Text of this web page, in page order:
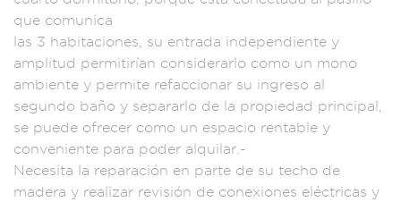
que comunica
las 3 habitaciones, su entrada independiente y
amplitud permitirían considerarlo como un mono
ambiente y permite refaccionar su ingreso al
segundo baño y separarlo de la propiedad principal,
se puede ofrecer como un espacio rentable y
conveniente para poder alquilar.-
Necesita la reparación en parte de su techo de
madera y realizar revisión de conexiones eléctricas y